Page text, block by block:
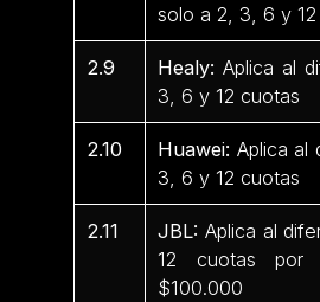
solo a 2, 3, 6 y
2.9 Healy: Aplica al
3, 6 y 12 cuotas
2.10 Huawei: Aplica al
3, 6 y 12 cuotas
2.11 JBL: Aplica al
12 cuotas por
$100.000